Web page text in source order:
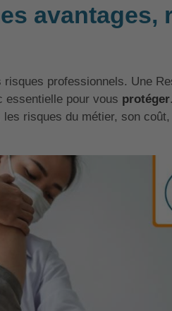
avantages,
professionnels. Une
essentielle pour vous protéger
risques du métier, son